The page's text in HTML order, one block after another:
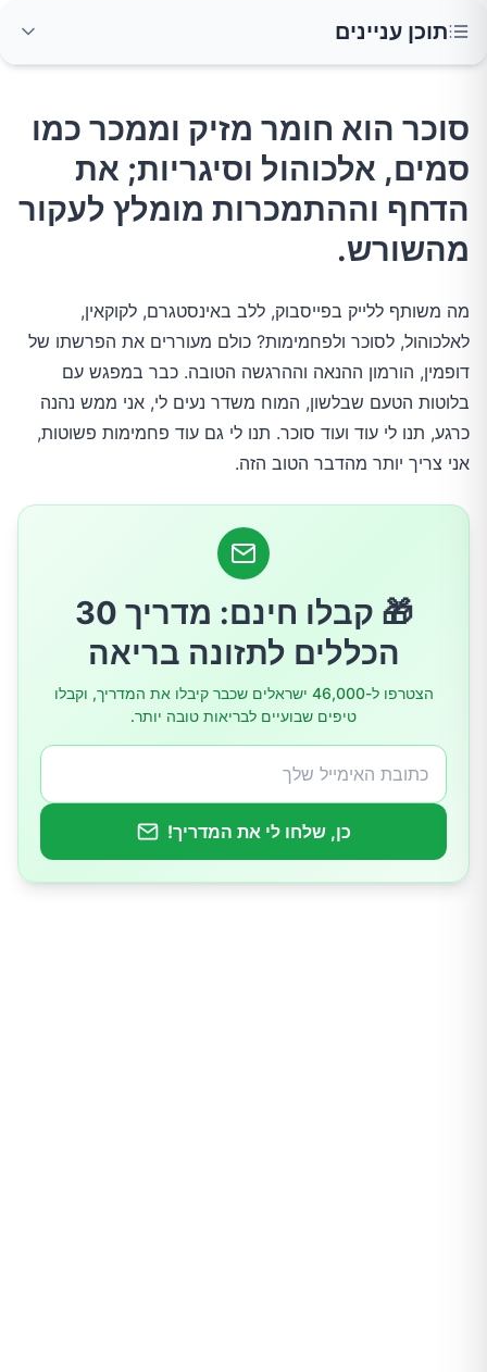
תוכן עניינים
וסיגריות; את הדחף וההתמכרות מומלץ לעקור
מהשורש.
רוצים להיגמל מסוכר ולרדת במשקל?
סוכר הוא חומר מזיק וממכר כמו
סמים, אלכוהול וסיגריות; את
הדחף וההתמכרות מומלץ לעקור
מהשורש.
מה משותף ללייק בפייסבוק, ללב באינסטגרם, לקוקאין,
לאלכוהול, לסוכר ולפחמימות? כולם מעוררים את הפרשתו של
דופמין, הורמון ההנאה וההרגשה הטובה. כבר במפגש עם
בלוטות הטעם שבלשון, המוח משדר נעים לי, אני ממש נהנה
כרגע, תנו לי עוד ועוד סוכר. תנו לי גם עוד פחמימות פשוטות,
אני צריך יותר מהדבר הטוב הזה.
🎁 קבלו חינם: מדריך 30
הכללים לתזונה בריאה
הצטרפו ל-46,000 ישראלים שכבר קיבלו את המדריך, וקבלו
טיפים שבועיים לבריאות טובה יותר.
כן, שלחו לי את המדריך!